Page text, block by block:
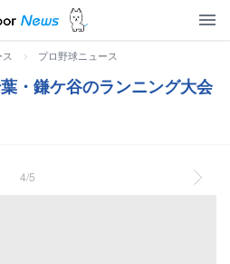
> プロ野球ニュース
・鎌ケ谷のランニング大会
4/5